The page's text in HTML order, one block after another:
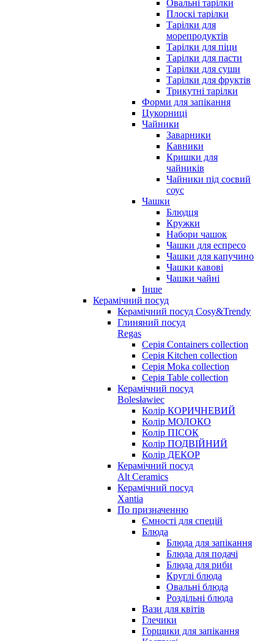
Овальні тарілки
Плоскі тарілки
Тарілки для
морепродуктів
Тарілки для піци
Тарілки для пасти
Тарілки для суши
Тарілки для фруктів
Трикутні тарілки
Форми для запікання
Цукорниці
Чайники
Заварники
Кавники
Кришки для
чайників
Чайники під соєвий
соус
Чашки
Блюдця
Кружки
Набори чашок
Чашки для еспресо
Чашки для капучино
Чашки кавові
Чашки чайні
Інше
Керамічний посуд
Керамічний посуд Cosy&Trendy
Глиняний посуд
Regas
Серія Containers collection
Серія Kitchen collection
Серія Moka collection
Серія Table collection
Керамічний посуд
Bolesławiec
Колір КОРИЧНЕВИЙ
Колір МОЛОКО
Колір ПІСОК
Колір ПОДВІЙНИЙ
Колір ДЕКОР
Керамічний посуд
Alt Ceramics
Керамічний посуд
Xantia
По призначенню
Ємності для спецій
Блюда
Блюда для запікання
Блюда для подачі
Блюда для риби
Круглі блюда
Овальні блюда
Роздільні блюда
Вази для квітів
Глечики
Горщики для запікання